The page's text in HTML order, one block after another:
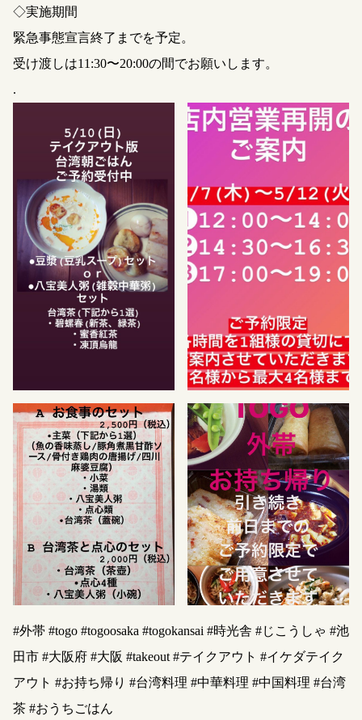
◇実施期間
緊急事態宣言終了までを予定。
受け渡しは11:30〜20:00の間でお願いします。
.
#外帯 #togo #togoosaka #togokansai #時光舎 #じこうしゃ #池
田市 #大阪府 #大阪 #takeout #テイクアウト #イケダテイク
アウト #お持ち帰り #台湾料理 #中華料理 #中国料理 #台湾
茶 #おうちごはん